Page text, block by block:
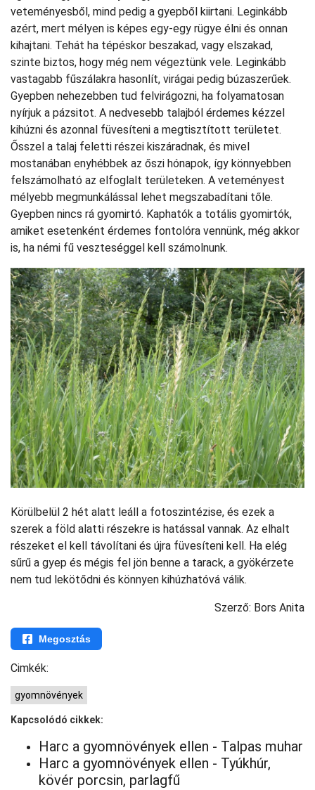
veteményesből, mind pedig a gyepből kiirtani. Leginkább
azért, mert mélyen is képes egy-egy rügye élni és onnan
kihajtani. Tehát ha tépéskor beszakad, vagy elszakad,
szinte biztos, hogy még nem végeztünk vele. Leginkább
vastagabb fűszálakra hasonlít, virágai pedig búzaszerűek.
Gyepben nehezebben tud felvirágozni, ha folyamatosan
nyírjuk a pázsitot. A nedvesebb talajból érdemes kézzel
kihúzni és azonnal füvesíteni a megtisztított területet.
Ősszel a talaj feletti részei kiszáradnak, és mivel
mostanában enyhébbek az őszi hónapok, így könnyebben
felszámolható az elfoglalt területeken. A veteményest
mélyebb megmunkálással lehet megszabadítani tőle.
Gyepben nincs rá gyomirtó. Kaphatók a totális gyomirtók,
amiket esetenként érdemes fontolóra vennünk, még akkor
is, ha némi fű veszteséggel kell számolnunk.
Körülbelül 2 hét alatt leáll a fotoszintézise, és ezek a
szerek a föld alatti részekre is hatással vannak. Az elhalt
részeket el kell távolítani és újra füvesíteni kell. Ha elég
sűrű a gyep és mégis fel jön benne a tarack, a gyökérzete
nem tud lekötődni és könnyen kihúzhatóvá válik.
Szerző: Bors Anita
Megosztás
Cimkék:
gyomnövények
Kapcsolódó cikkek:
Harc a gyomnövények ellen - Talpas muhar
Harc a gyomnövények ellen - Tyúkhúr,
kövér porcsin, parlagfű